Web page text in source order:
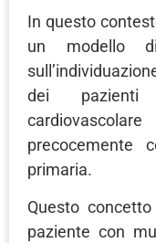
In questo
un modello di
dei pazienti
precocemente
primaria.
Questo
paziente con